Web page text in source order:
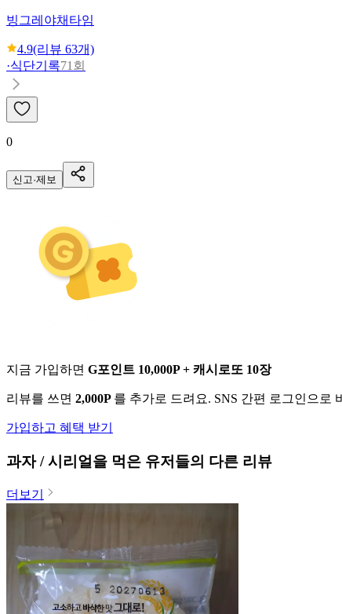
빙그레 야채타임
4.9(리뷰 63개)
·식단기록71회
0
신고·제보
지금 가입하면 G포인트 10,000P + 캐시로또 10장
리뷰를 쓰면 2,000P 를 추가로 드려요. SNS 간편 로그인으로
가입하고 혜택 받기
과자 / 시리얼을 먹은 유저들의 다른 리뷰
더보기